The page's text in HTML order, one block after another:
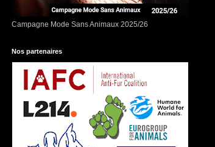
Campagne Mode Sans Animaux 2025/26
Nos partenaires